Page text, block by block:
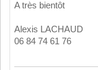
A très bientôt
Alexis LACHAUD
06 84 74 61 76